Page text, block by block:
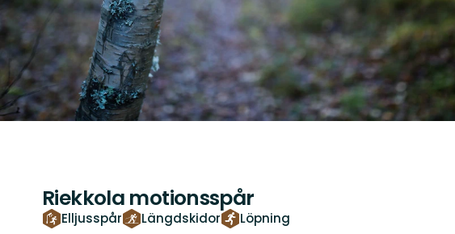
Riekkola motionsspår
Elljusspår Längdskidor Löpning